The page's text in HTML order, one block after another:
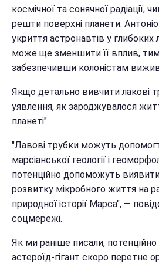
космічної та сонячної радіації,
решти поверхні планети.
укриття астронавтів у глибоких
може ще зменшити її вплив,
забезпечивши колоністам
Якщо детально вивчити лакові
уявлення, як зароджувалося
планеті".
"Лавові трубки можуть
марсіанської геології і
потенційно допоможуть
розвитку мікробного життя на
природної історії Марса", —
соцмережі.
Як ми раніше писали,
астероїд-гігант скоро перетне